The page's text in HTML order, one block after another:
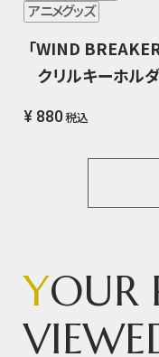
アニメグッズ
「WIND
クリルキーホル
¥ 880 税込
YOUR